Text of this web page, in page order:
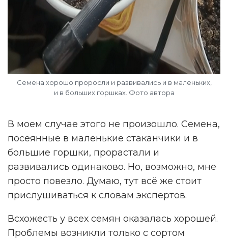
Семена хорошо проросли и развивались и в маленьких,
и в больших горшках. Фото автора
В моем случае этого не произошло. Семена,
посеянные в маленькие стаканчики и в
большие горшки, прорастали и
развивались одинаково. Но, возможно, мне
просто повезло. Думаю, тут всё же стоит
прислушиваться к словам экспертов.
Всхожесть у всех семян оказалась хорошей.
Проблемы возникли только с сортом